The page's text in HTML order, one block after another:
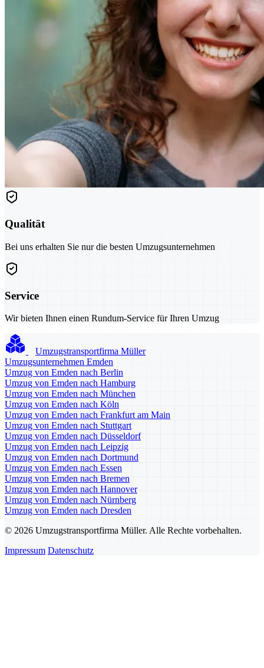
Qualität
Bei uns erhalten Sie nur die besten Umzugsunternehmen
Service
Wir bieten Ihnen einen Rundum-Service für Ihren Umzug
Umzugstransportfirma Müller
Umzugsunternehmen Emden
Umzug von Emden nach Berlin
Umzug von Emden nach Hamburg
Umzug von Emden nach München
Umzug von Emden nach Köln
Umzug von Emden nach Frankfurt am Main
Umzug von Emden nach Stuttgart
Umzug von Emden nach Düsseldorf
Umzug von Emden nach Leipzig
Umzug von Emden nach Dortmund
Umzug von Emden nach Essen
Umzug von Emden nach Bremen
Umzug von Emden nach Hannover
Umzug von Emden nach Nürnberg
Umzug von Emden nach Dresden
© 2026 Umzugstransportfirma Müller. Alle Rechte vorbehalten.
Impressum Datenschutz